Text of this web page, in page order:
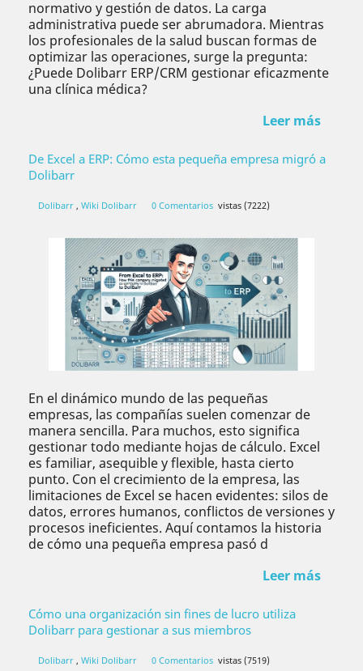
normativo y gestión de datos. La carga
administrativa puede ser abrumadora. Mientras
los profesionales de la salud buscan formas de
optimizar las operaciones, surge la pregunta:
¿Puede Dolibarr ERP/CRM gestionar eficazmente
una clínica médica?
Leer más
De Excel a ERP: Cómo esta pequeña empresa migró a
Dolibarr
Dolibarr , Wiki Dolibarr 0 Comentarios vistas (7222)
En el dinámico mundo de las pequeñas
empresas, las compañías suelen comenzar de
manera sencilla. Para muchos, esto significa
gestionar todo mediante hojas de cálculo. Excel
es familiar, asequible y flexible, hasta cierto
punto. Con el crecimiento de la empresa, las
limitaciones de Excel se hacen evidentes: silos de
datos, errores humanos, conflictos de versiones y
procesos ineficientes. Aquí contamos la historia
de cómo una pequeña empresa pasó d
Leer más
Cómo una organización sin fines de lucro utiliza
Dolibarr para gestionar a sus miembros
Dolibarr , Wiki Dolibarr 0 Comentarios vistas (7519)